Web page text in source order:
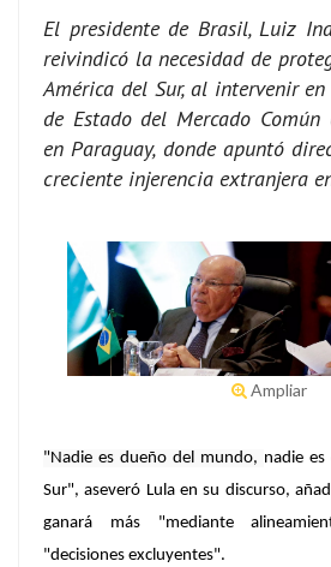
El presidente de Brasil, Luiz
reivindicó la necesidad de
América del Sur, al intervenir
de Estado del Mercado Común
en Paraguay, donde apuntó
creciente injerencia extranjera
Ampliar
"Nadie es dueño del mundo, nadie
Sur", aseveró Lula en su discurso,
ganará más "mediante
"decisiones excluyentes".